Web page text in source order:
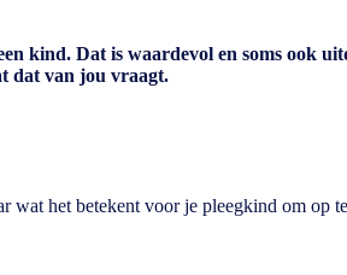
kind. Dat is waardevol en soms ook
dat van jou vraagt.
het betekent voor je pleegkind om op